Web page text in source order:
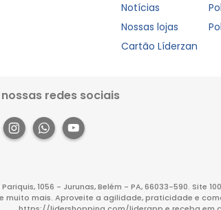
Notícias
Nossas lojas
Cartão Líderzan
redes sociais
1056 - Jurunas, Belém - PA, 66033-590.
muito mais. Aproveite a agilidade, praticidade e